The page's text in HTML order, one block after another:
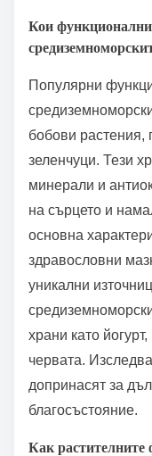
Кои
Популярни
бобови растения,
зеленчуци. Тези
минерали и
на сърцето и
основна
здравословни
уникални
храни като
червата.
допринасят за
благосъстояние.
Как растителните